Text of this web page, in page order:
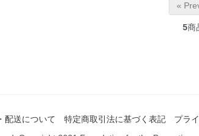
«
5商
配送について 特定商取引法に基づく表記 プラ